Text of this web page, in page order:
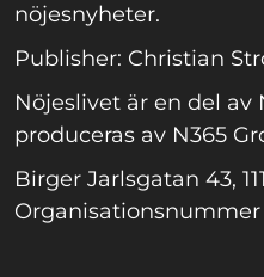
nöjesnyheter.
Publisher: Christian
Nöjeslivet är en del av
produceras av N365
Birger Jarlsgatan 43,
Organisationsnummer